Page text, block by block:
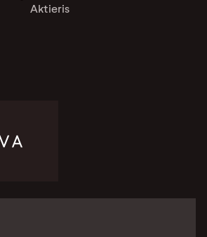
Aktieris